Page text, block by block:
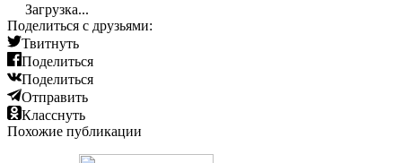
Загрузка...
Поделиться с друзьями:
Твитнуть
Поделиться
Поделиться
Отправить
Класснуть
Похожие публикации